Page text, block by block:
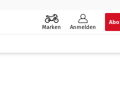
Marken Anmelden
Abo